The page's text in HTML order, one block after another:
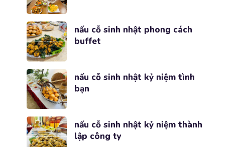
nấu cỗ sinh nhật phong cách
buffet
nấu cỗ sinh nhật kỷ niệm tình
bạn
nấu cỗ sinh nhật kỷ niệm thành
lập công ty